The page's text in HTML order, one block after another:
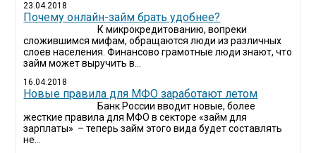
23.04.2018
Почему онлайн-займ брать удобнее?
К микрокредитованию, вопреки
сложившимся мифам, обращаются люди из различных
слоев населения. Финансово грамотные люди знают, что
займ может выручить в...
16.04.2018
Новые правила для МФО заработают летом
Банк России вводит новые, более
жесткие правила для МФО в секторе «займ для
зарплаты» – теперь займ этого вида будет составлять
не...